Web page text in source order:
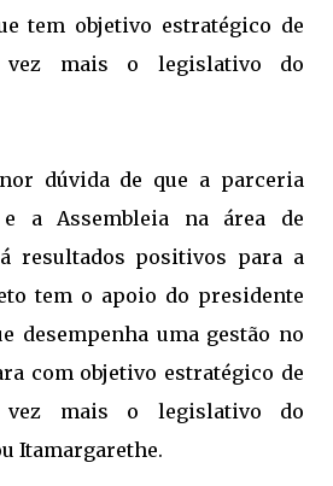
tem objetivo estratégico de
vez mais o legislativo do
dúvida de que a parceria
a Assembleia na área de
resultados positivos para a
tem o apoio do presidente
desempenha uma gestão no
com objetivo estratégico de
vez mais o legislativo do
Itamargarethe.